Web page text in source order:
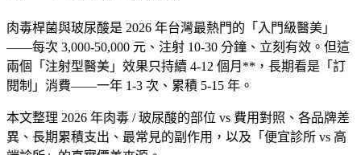
肉毒桿菌與玻尿酸是 2026 年台灣最熱門的「入門級醫美」
——每次 3,000-50,000 元、注射 10-30 分鐘、立刻有效。但這
兩個「注射型醫美」效果只持續 4-12 個月**， 長期看是「訂
閱制」消費——一年 1-3 次、累積 5-15 年。
本文整理 2026 年肉毒 / 玻尿酸的部位 vs 費用對照、各品牌差
異、長期累積支出、最常見的副作用，以及「 便宜診所 vs 高